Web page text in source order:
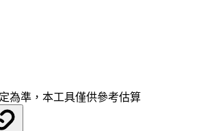
為準，本工具僅供參考估算